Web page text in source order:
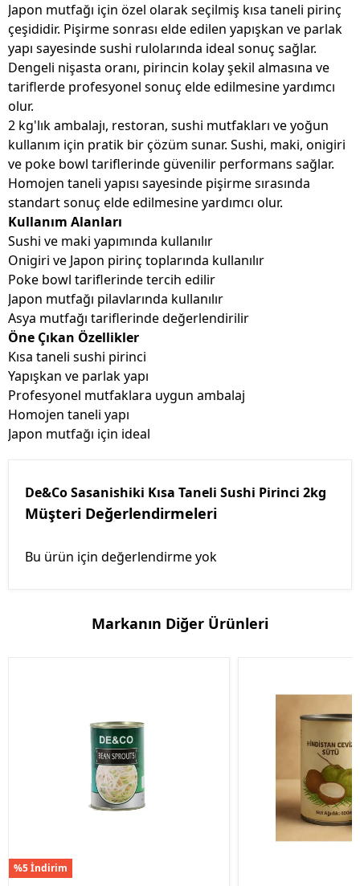
Japon mutfağı için özel olarak seçilmiş kısa taneli pirinç
çeşididir. Pişirme sonrası elde edilen yapışkan ve parlak
yapı sayesinde sushi rulolarında ideal sonuç sağlar.
Dengeli nişasta oranı, pirincin kolay şekil almasına ve
tariflerde profesyonel sonuç elde edilmesine yardımcı
olur.
2 kg'lık ambalajı, restoran, sushi mutfakları ve yoğun
kullanım için pratik bir çözüm sunar. Sushi, maki, onigiri
ve poke bowl tariflerinde güvenilir performans sağlar.
Homojen taneli yapısı sayesinde pişirme sırasında
standart sonuç elde edilmesine yardımcı olur.
Kullanım Alanları
Sushi ve maki yapımında kullanılır
Onigiri ve Japon pirinç toplarında kullanılır
Poke bowl tariflerinde tercih edilir
Japon mutfağı pilavlarında kullanılır
Asya mutfağı tariflerinde değerlendirilir
Öne Çıkan Özellikler
Kısa taneli sushi pirinci
Yapışkan ve parlak yapı
Profesyonel mutfaklara uygun ambalaj
Homojen taneli yapı
Japon mutfağı için ideal
De&Co Sasanishiki Kısa Taneli Sushi Pirinci 2kg
Müşteri Değerlendirmeleri
Bu ürün için değerlendirme yok
Markanın Diğer Ürünleri
%5 İndirim